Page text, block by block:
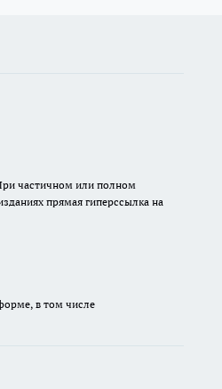
частичном или полном
прямая гиперссылка на
в том числе